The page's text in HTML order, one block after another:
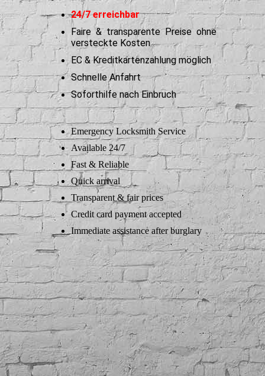
24/7 erreichbar
Faire & transparente Preise ohne
versteckte Kosten
EC & Kreditkartenzahlung möglich
Schnelle Anfahrt
Soforthilfe nach Einbruch
Emergency Locksmith Service
Available 24/7
Fast & Reliable
Quick arrival
Transparent & fair prices
Credit card payment accepted
Immediate assistance after burglary